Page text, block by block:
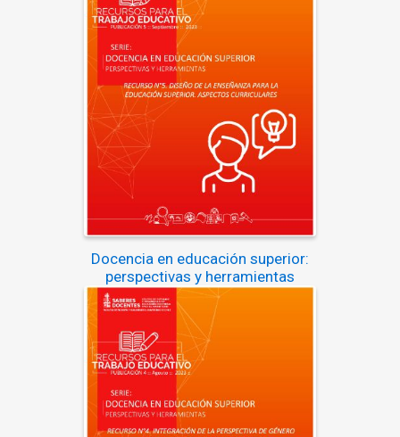
Docencia en educación superior:
perspectivas y herramientas